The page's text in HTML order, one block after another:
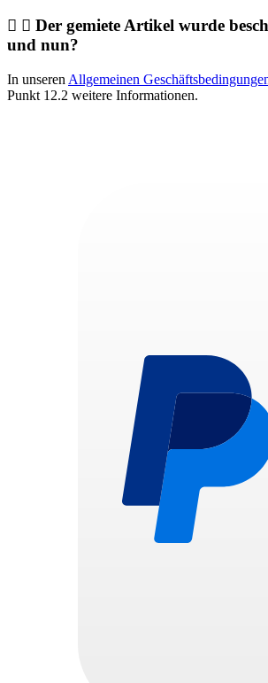
Der gemiete Artikel wurde
und nun?
In unseren Allgemeinen
Punkt 12.2 weitere Informationen.